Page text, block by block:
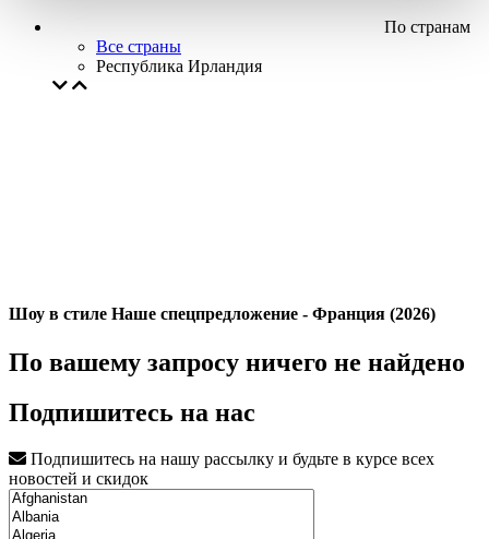
По странам
Все страны
Республика Ирландия
Шоу в стиле Наше спецпредложение - Франция (2026)
По вашему запросу ничего не найдено
Подпишитесь на нас
Подпишитесь на нашу рассылку и будьте в курсе всех
новостей и скидок